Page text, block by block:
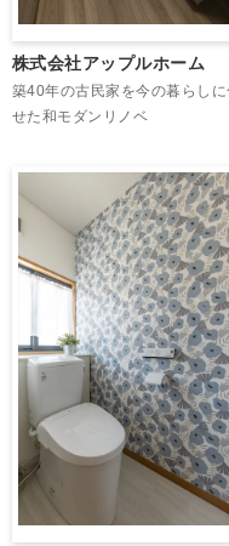
株式会社アップルホーム
築40年の古民家を今の暮らし
せた和モダンリノベ